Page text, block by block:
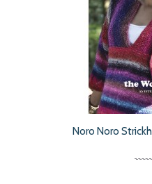
Noro Noro